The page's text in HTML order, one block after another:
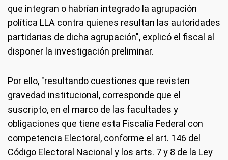
que integran o habrían integrado la agrupación
política LLA contra quienes resultan las autoridades
partidarias de dicha agrupación", explicó el fiscal al
disponer la investigación preliminar.
Por ello, "resultando cuestiones que revisten
gravedad institucional, corresponde que el
suscripto, en el marco de las facultades y
obligaciones que tiene esta Fiscalía Federal con
competencia Electoral, conforme el art. 146 del
Código Electoral Nacional y los arts. 7 y 8 de la Ley